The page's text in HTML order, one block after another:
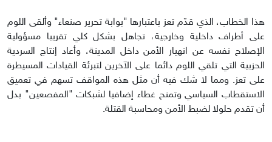
هذا الخطاب، الذي قدّم تعز باعتبارها "بوابة تحرير صنعاء" وألقى اللوم
على أطراف داخلية وخارجية، تجاهل بشكل كلي تقريبا مسؤولية
الإصلاح نفسه عن انهيار الأمن داخل المدينة، وأعاد إنتاج السردية
الحزبية التي تلقي اللوم دائما على الآخرين لتبرئة القيادات المسيطرة
على تعز. ومما لا شك فيه أن مثل هذه المواقف تسهم في تعميق
الاستقطاب السياسي وتمنح غطاء إضافيا لشبكات "المفصعين" بدل
أن تقدم حلولا لضبط الأمن ومحاسبة القتلة.